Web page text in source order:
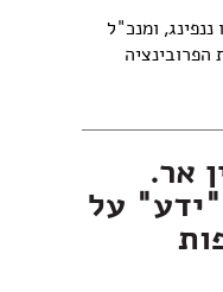
ננפינג, ומנכ"ל
הפרובינציה
אר.
על